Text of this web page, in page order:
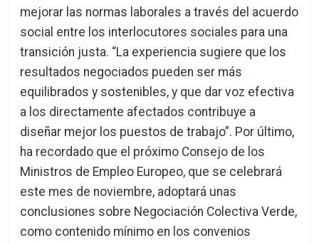
mejorar las normas laborales a través del acuerdo
social entre los interlocutores sociales para una
transición justa. “La experiencia sugiere que los
resultados negociados pueden ser más
equilibrados y sostenibles, y que dar voz efectiva
a los directamente afectados contribuye a
diseñar mejor los puestos de trabajo”. Por último,
ha recordado que el próximo Consejo de los
Ministros de Empleo Europeo, que se celebrará
este mes de noviembre, adoptará unas
conclusiones sobre Negociación Colectiva Verde,
como contenido mínimo en los convenios